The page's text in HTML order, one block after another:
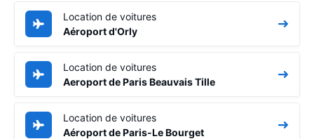
Location de voitures
Aéroport d'Orly
Location de voitures
Aeroport de Paris Beauvais Tille
Location de voitures
Aéroport de Paris-Le Bourget